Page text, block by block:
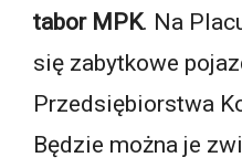
tabor MPK. Na
się zabytkowe
Przedsiębiorstwa
Będzie można je